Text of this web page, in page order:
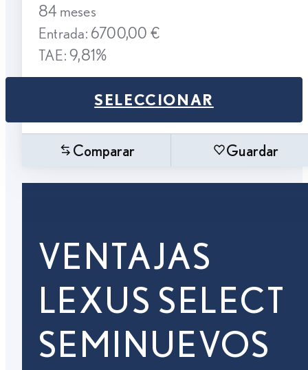
84 meses
Entrada: 6700,00 €
TAE: 9,81%
SELECCIONAR
Comparar Guardar
VENTAJAS
LEXUS SELECT
SEMINUEVOS